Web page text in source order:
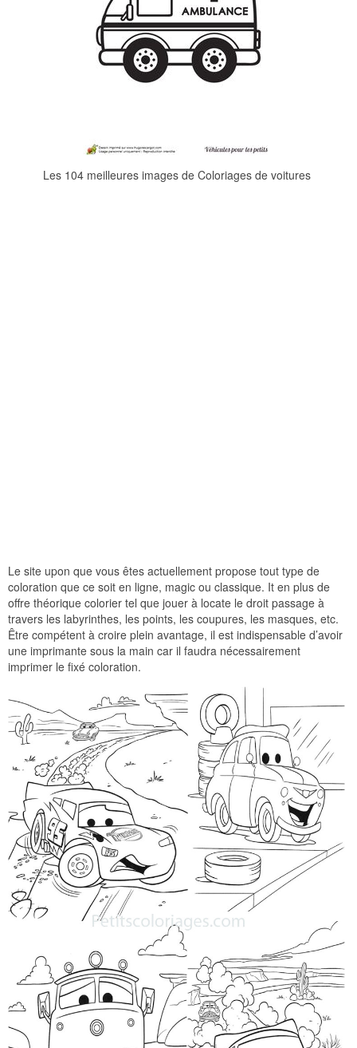
Les 104 meilleures images de Coloriages de voitures
Le site upon que vous êtes actuellement propose tout type de
coloration que ce soit en ligne, magic ou classique. It en plus de
offre théorique colorier tel que jouer à locate le droit passage à
travers les labyrinthes, les points, les coupures, les masques, etc.
Être compétent à croire plein avantage, il est indispensable d’avoir
une imprimante sous la main car il faudra nécessairement
imprimer le fixé coloration.